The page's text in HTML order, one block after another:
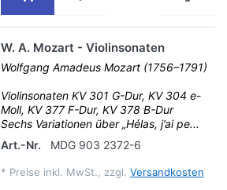
W. A. Mozart - Violinsonaten
Wolfgang Amadeus Mozart (1756–1791)
Violinsonaten KV 301 G-Dur, KV 304 e-
Moll, KV 377 F-Dur, KV 378 B-Dur
Sechs Variationen über „Hélas, j’ai pe...
Art.-Nr.
MDG 903 2372-6
* Preise inkl. MwSt., zzgl. Versandkosten